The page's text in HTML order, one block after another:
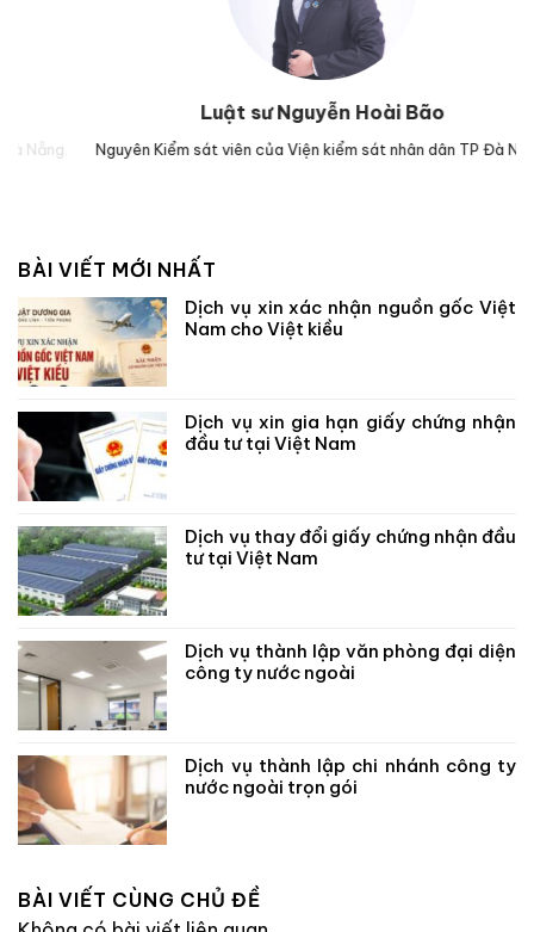
Luật sư Nguyễn Hoài Bão
Nguyên Kiểm sát viên của Viện kiểm sát nhân dân TP Đà Nẵng.
BÀI VIẾT MỚI NHẤT
Dịch vụ xin xác nhận nguồn gốc Việt
Nam cho Việt kiều
Dịch vụ xin gia hạn giấy chứng nhận
đầu tư tại Việt Nam
Dịch vụ thay đổi giấy chứng nhận đầu
tư tại Việt Nam
Dịch vụ thành lập văn phòng đại diện
công ty nước ngoài
Dịch vụ thành lập chi nhánh công ty
nước ngoài trọn gói
BÀI VIẾT CÙNG CHỦ ĐỀ